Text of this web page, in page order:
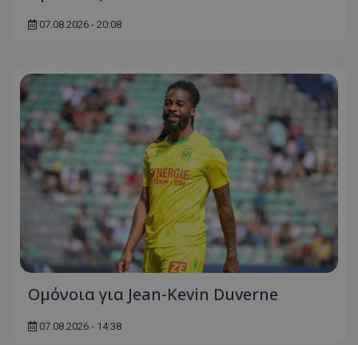
07.08.2026 - 20:08
Ομόνοια για Jean-Kevin Duverne
07.08.2026 - 14:38